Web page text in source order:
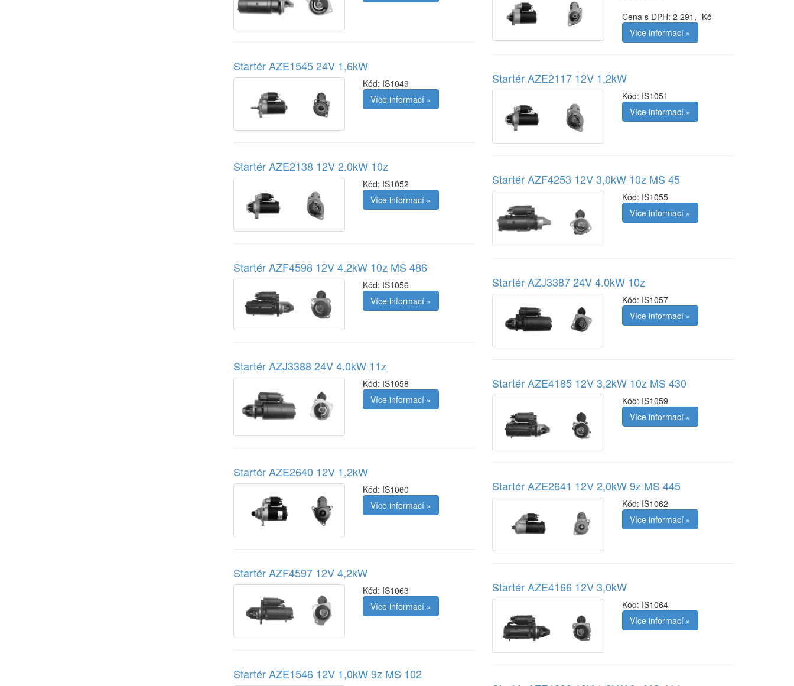
Startér AZE1545 24V 1,6kW
Kód: IS1049
Více informací »
Startér AZE2138 12V 2.0kW 10z
Kód: IS1052
Více informací »
Startér AZF4598 12V 4.2kW 10z MS 486
Kód: IS1056
Více informací »
Startér AZJ3388 24V 4.0kW 11z
Kód: IS1058
Více informací »
Startér AZE2640 12V 1,2kW
Kód: IS1060
Více informací »
Startér AZF4597 12V 4,2kW
Kód: IS1063
Více informací »
Startér AZE1546 12V 1,0kW 9z MS 102
Cena s DPH: 2 291,- Kč
Více informací »
Startér AZE2117 12V 1,2kW
Kód: IS1051
Více informací »
Startér AZF4253 12V 3,0kW 10z MS 45
Kód: IS1055
Více informací »
Startér AZJ3387 24V 4.0kW 10z
Kód: IS1057
Více informací »
Startér AZE4185 12V 3,2kW 10z MS 430
Kód: IS1059
Více informací »
Startér AZE2641 12V 2,0kW 9z MS 445
Kód: IS1062
Více informací »
Startér AZE4166 12V 3,0kW
Kód: IS1064
Více informací »